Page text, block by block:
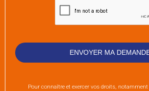
Pour connaître et exercer vos droits, notamment